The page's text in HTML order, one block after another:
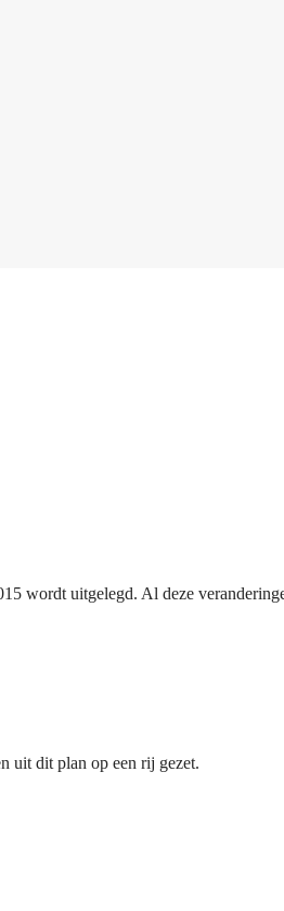
wordt uitgelegd. Al deze
uit dit plan op een rij gezet.